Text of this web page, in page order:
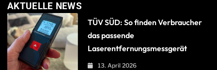
AKTUELLE NEWS
TÜV SÜD: So finden Verbraucher
das passende
Laserentfernungsmessgerät
13. April 2026